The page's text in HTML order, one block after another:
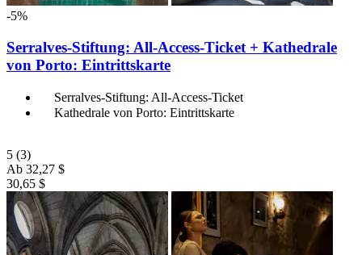
-5%
Serralves-Stiftung: All-Access-Ticket + Kathedrale
von Porto: Eintrittskarte
Serralves-Stiftung: All-Access-Ticket
Kathedrale von Porto: Eintrittskarte
5 (3)
Ab 32,27 $
30,65 $